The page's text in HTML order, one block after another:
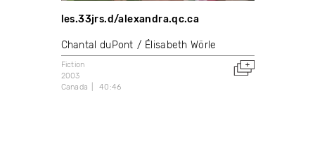
les.33jrs.d/alexandra.qc.ca
Chantal duPont Élisabeth Wörle
Fiction
2003
Canada
40:46